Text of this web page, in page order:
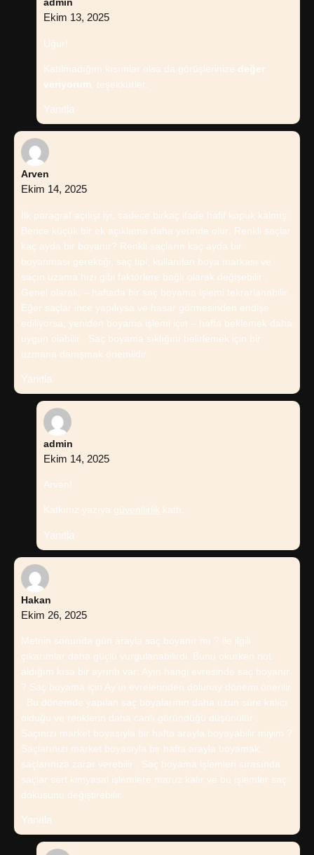
admin
Ekim 13, 2025
Uğur!
Katılmadığım kısımlar olsa da görüşlerinize değer
veriyorum , teşekkürler.
Yanıtla
Arven
Ekim 14, 2025
İlk paragraf açılışı iyi, sadece birkaç ifade hafif kopuk kalmış.
Bence küçük bir ek açıklama daha yerinde olur: Renkli saçlar
kaç ayda bir boyanır? Renkli saçların kaç ayda bir
boyanması gerektiği, saç tipi, kullanılan boya markası ve
saçın uzama hızı gibi faktörlere bağlı olarak değişebilir .
Genel olarak, – haftada bir saç boyama işlemi tekrarlanabilir .
Eğer saçlar ince yapılıysa ve hasar görmesinden endişe
ediliyorsa, yeniden boyama işlemi için – hafta beklemek daha
uygun olabilir . Saç boyama sıklığını belirlemek için bir
uzmana danışmak önemlidir.
Yanıtla
admin
Ekim 14, 2025
Arven!
Katkınız yazıya güvenilirlik kattı.
Yanıtla
Hakan
Ekim 26, 2025
Metnin sonunda gün arayla saç boyanır mı ? ile ilgili
çıkarımlar daha güçlü vurgulanabilirdi. Bunu okurken not
aldığım kısa bir ayrıntı var: Ayın hangi evresinde saç boyanır
? Saç boyama için Ay’ın evrelerinden dolunay dönemi önerilir
. Bu dönemde yapılan saç boyalarının daha uzun süre kalıcı
olduğu ve renklerin daha canlı göründüğü düşünülür .
Saçınızı market boyasıyla bir hafta arayla boyayabilir miyim ?
Saçlarınızı market boyasıyla bir hafta arayla boyamak,
saçlarınıza zarar verebilir . Saç boyama işlemleri sırasında
saçlar sert kimyasal işlemlere maruz kalır ve bu işlemler saç
dokusunu değiştirebilir.
Yanıtla